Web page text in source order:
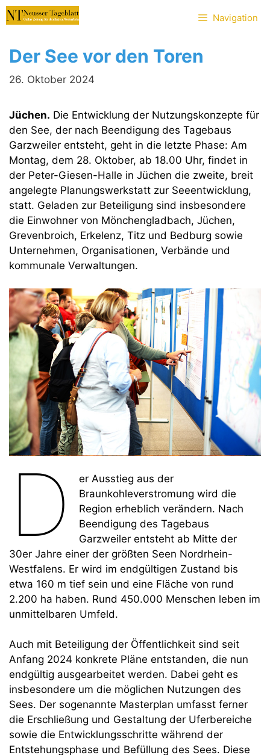
Zum
Inhalt
Navigation
Der See vor den Toren
26. Oktober 2024
Jüchen. Die Entwicklung der Nutzungskonzepte für
den See, der nach Beendigung des Tagebaus
Garzweiler entsteht, geht in die letzte Phase: Am
Montag, dem 28. Oktober, ab 18.00 Uhr, findet in
der Peter-Giesen-Halle in Jüchen die zweite, breit
angelegte Planungswerkstatt zur Seeentwicklung,
statt. Geladen zur Beteiligung sind insbesondere
die Einwohner von Mönchengladbach, Jüchen,
Grevenbroich, Erkelenz, Titz und Bedburg sowie
Unternehmen, Organisationen, Verbände und
kommunale Verwaltungen.
D
er Ausstieg aus der
Braunkohleverstromung wird die
Region erheblich verändern. Nach
Beendigung des Tagebaus
Garzweiler entsteht ab Mitte der
30er Jahre einer der größten Seen Nordrhein-
Westfalens. Er wird im endgültigen Zustand bis
etwa 160 m tief sein und eine Fläche von rund
2.200 ha haben. Rund 450.000 Menschen leben im
unmittelbaren Umfeld.
Auch mit Beteiligung der Öffentlichkeit sind seit
Anfang 2024 konkrete Pläne entstanden, die nun
endgültig ausgearbeitet werden. Dabei geht es
insbesondere um die möglichen Nutzungen des
Sees. Der sogenannte Masterplan umfasst ferner
die Erschließung und Gestaltung der Uferbereiche
sowie die Entwicklungsschritte während der
Entstehungsphase und Befüllung des Sees. Diese